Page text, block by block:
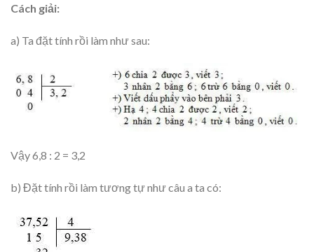
Cách giải:
a) Ta đặt tính rồi làm như sau:
Vậy 6,8 : 2 = 3,2
b) Đặt tính rồi làm tương tự như câu a ta có: